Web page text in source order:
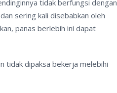
tidak berfungsi dengan
sering kali disebabkan oleh
panas berlebih ini dapat
tidak dipaksa bekerja melebihi